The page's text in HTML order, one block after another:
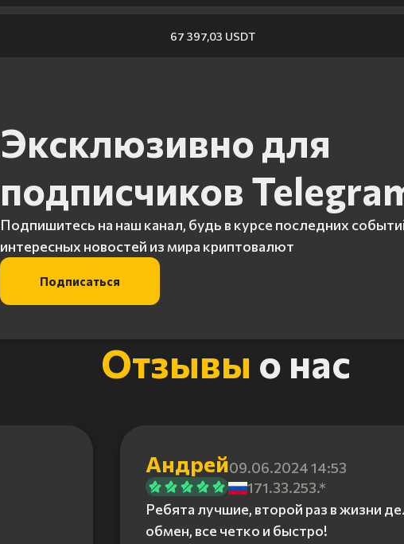
67 397,03 USDT
Эксклюзивно для
подписчиков
Подпишитесь на наш канал, будь в курсе последних
интересных новостей из мира криптовалют
Подписаться
Отзывы о нас
Андрей09.06.2024 14:53
171.33.253.*
Ребята лучшие, второй раз в жизни
обмен, все четко и быстро!